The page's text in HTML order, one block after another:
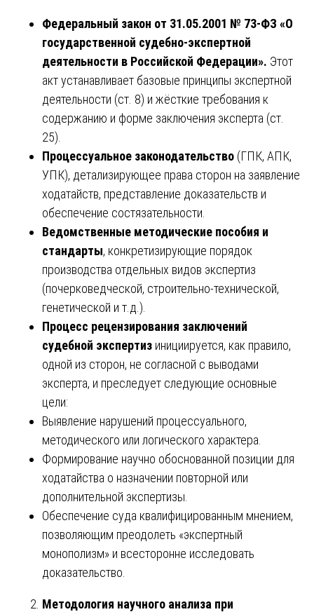
Федеральный закон от 31.05.2001 № 73-ФЗ «О
государственной судебно-экспертной
деятельности в Российской Федерации». Этот
акт устанавливает базовые принципы экспертной
деятельности (ст. 8) и жёсткие требования к
содержанию и форме заключения эксперта (ст.
25).
Процессуальное законодательство (ГПК, АПК,
УПК), детализирующее права сторон на заявление
ходатайств, представление доказательств и
обеспечение состязательности.
Ведомственные методические пособия и
стандарты, конкретизирующие порядок
производства отдельных видов экспертиз
(почерковедческой, строительно-технической,
генетической и т.д.).
Процесс рецензирования заключений
судебной экспертиз инициируется, как правило,
одной из сторон, не согласной с выводами
эксперта, и преследует следующие основные
цели:
Выявление нарушений процессуального,
методического или логического характера.
Формирование научно обоснованной позиции для
ходатайства о назначении повторной или
дополнительной экспертизы.
Обеспечение суда квалифицированным мнением,
позволяющим преодолеть «экспертный
монополизм» и всесторонне исследовать
доказательство.
Методология научного анализа при